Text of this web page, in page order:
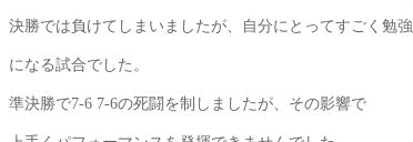
決勝では負けてしまいましたが、自分にとってすごく勉強
になる試合でした。
準決勝で7-6 7-6の死闘を制しましたが、その影響で